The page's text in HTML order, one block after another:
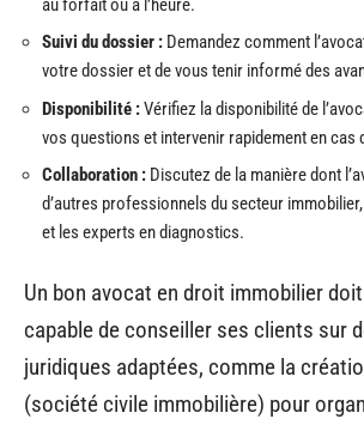
Suivi du dossier : Demandez comment
votre dossier et de vous tenir informé des
Disponibilité :Vérifiez la disponibilité de
vos questions et intervenir rapidement en cas
Collaboration : Discutez de la manière dont
d’autres professionnels du secteur
et les experts en diagnostics.
Un bon avocat en droit immobilier
capable de conseiller ses clients sur
juridiques adaptées, comme la
(société civile immobilière) pour